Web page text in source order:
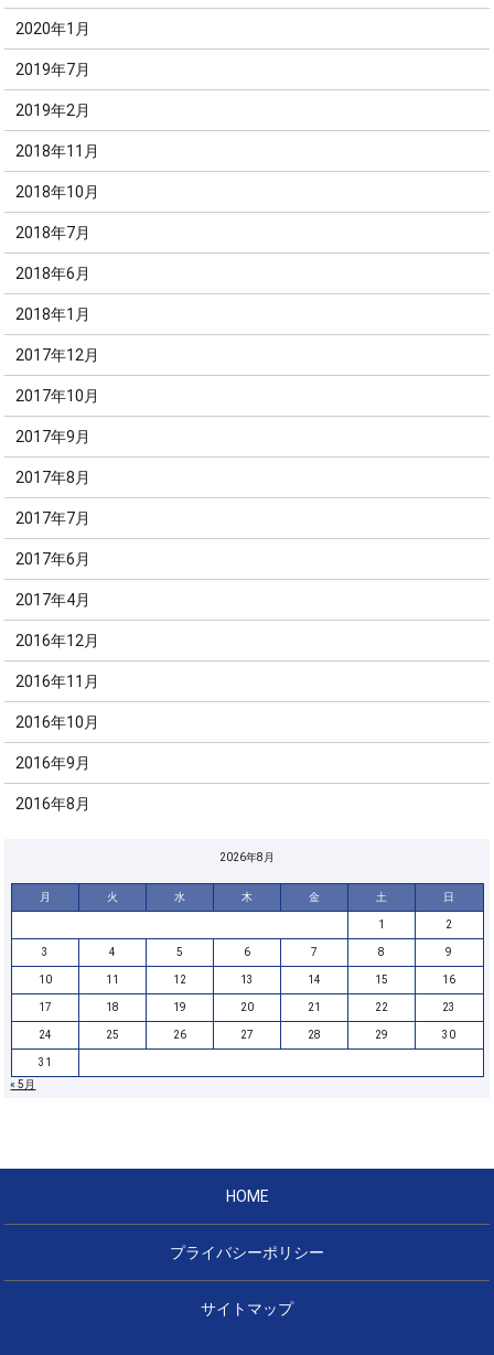
2020年1月
2019年7月
2019年2月
2018年11月
2018年10月
2018年7月
2018年6月
2018年1月
2017年12月
2017年10月
2017年9月
2017年8月
2017年7月
2017年6月
2017年4月
2016年12月
2016年11月
2016年10月
2016年9月
2016年8月
2026年8月
月 火 水 木 金 土 日
1 2
3 4 5 6 7 8 9
10 11 12 13 14 15 16
17 18 19 20 21 22 23
24 25 26 27 28 29 30
31
« 5月
HOME
プライバシーポリシー
サイトマップ